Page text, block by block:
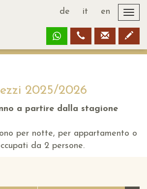
de it en
2025/2026
a partire dalla stagione
per notte, per appartamento o
da 2 persone.